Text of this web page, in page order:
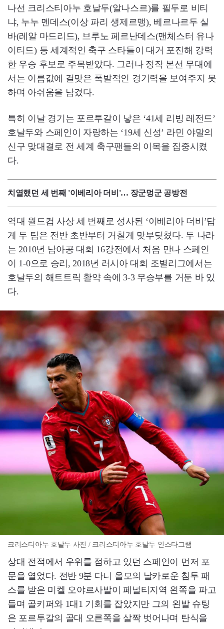
나선 크리스티아누 호날두(알나스르)를 필두로 비티
냐, 누누 멘데스(이상 파리 생제르맹), 베르나르두 실
바(레알 마드리드), 브루노 페르난데스(맨체스터 유나
이티드) 등 세계적인 축구 스타들이 대거 포진해 강력
한 우승 후보로 주목받았다. 그러나 정작 본선 무대에
서는 이름값에 걸맞은 폭발적인 경기력을 보여주지 못
하며 아쉬움을 남겼다.
특히 이날 경기는 포르투갈이 낳은 ‘41세 리빙 레전드’
호날두와 스페인이 자랑하는 ‘19세 신성’ 라민 야말의
신구 맞대결로 전 세계 축구팬들의 이목을 집중시켰
다.
치열했던 세 번째 '이베리아 더비'… 장군멍군 공방전
역대 월드컵 사상 세 번째로 성사된 ‘이베리아 더비’답
게 두 팀은 전반 초반부터 거칠게 맞부딪쳤다. 두 나라
는 2010년 남아공 대회 16강전에서 처음 만나 스페인
이 1-0으로 승리, 2018년 러시아 대회 조별리그에서는
호날두의 해트트릭 활약 속에 3-3 무승부를 거둔 바 있
다.
크리스티아누 호날두 사진 / 크리스티아누 호날두 인스타그램
상대 전적에서 우위를 점하고 있던 스페인이 먼저 포
문을 열었다. 전반 9분 다니 올모의 날카로운 침투 패
스를 받은 미켈 오야르사발이 페널티지역 왼쪽을 파고
들며 골키퍼와 1대1 기회를 잡았지만 그의 왼발 슈팅
은 포르투갈의 골대 오른쪽을 살짝 벗어나며 탄식을